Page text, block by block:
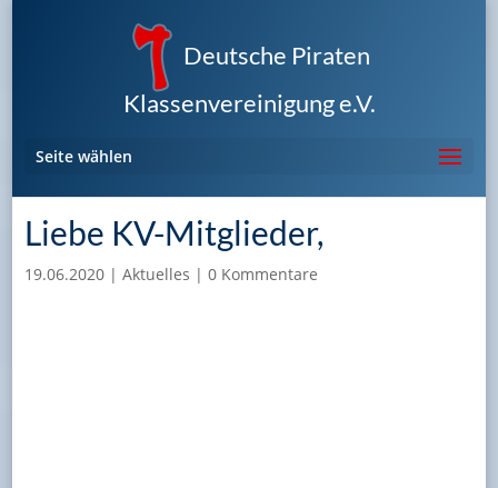
Deutsche Piraten
Klassenvereinigung e.V.
Seite wählen
Liebe KV-Mitglieder,
19.06.2020| Aktuelles | 0 Kommentare